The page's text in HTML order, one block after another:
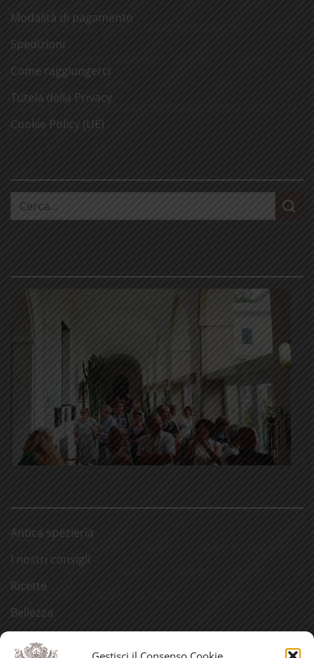
Modalità di pagamento
Spedizioni
Come raggiungerci
Tutela della Privacy
Cookie Policy (UE)
Cerca:
Antica spezieria
I nostri consigli
Ricette
Bellezza
Aforismi